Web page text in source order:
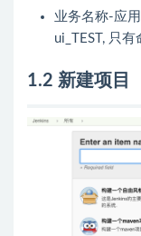
业务名称-应
ui_TEST, 只
1.2 新建项目